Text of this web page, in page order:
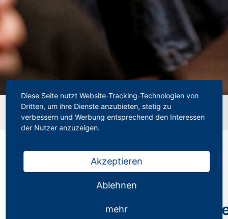
Startseite »Mitgliederinformation zur 23. Schulmail | 15.
Schulrechtsänderungsgesetz
Mitgliederinformation
zur 23. Schulmail | 15.
Diese Seite nutzt Website-Tracking-Technologien von
Dritten, um ihre Dienste anzubieten, stetig zu
verbessern und Werbung entsprechend den Interessen
der Nutzer anzuzeigen.
Akzeptieren
Ablehnen
mehr